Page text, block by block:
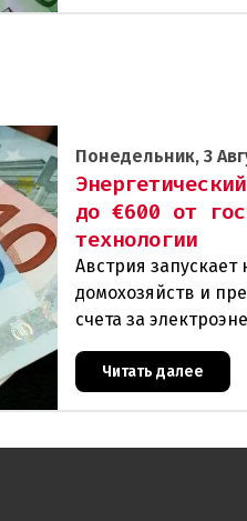
Понедельник, 3
до €600 от
технологии
Австрия
домохозяйств и
счета за
Частные лица
Читать далее